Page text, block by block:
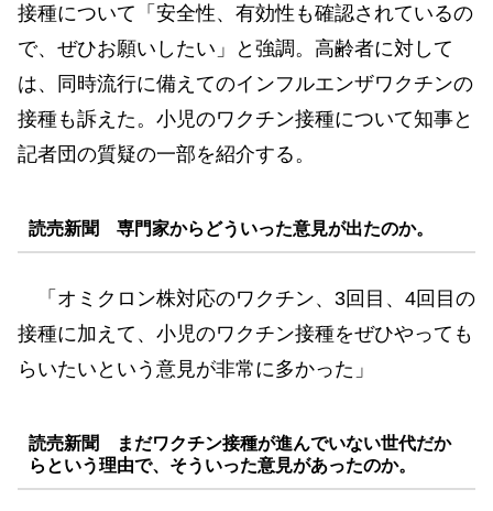
接種について「安全性、有効性も確認されているの
で、ぜひお願いしたい」と強調。高齢者に対して
は、同時流行に備えてのインフルエンザワクチンの
接種も訴えた。小児のワクチン接種について知事と
記者団の質疑の一部を紹介する。
読売新聞 専門家からどういった意見が出たのか。
「オミクロン株対応のワクチン、3回目、4回目の
接種に加えて、小児のワクチン接種をぜひやっても
らいたいという意見が非常に多かった」
読売新聞 まだワクチン接種が進んでいない世代だか
らという理由で、そういった意見があったのか。